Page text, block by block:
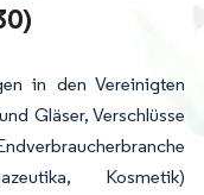
in den Vereinigten
Gläser, Verschlüsse
Kosmetik)